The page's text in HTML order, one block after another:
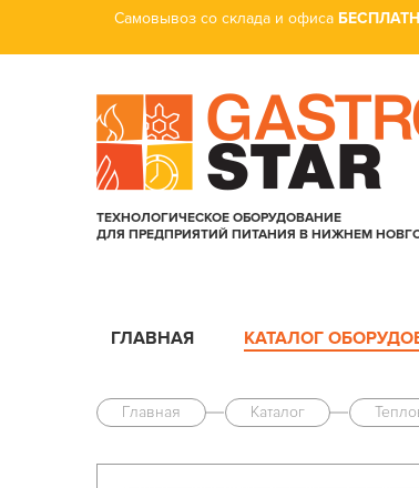
Самовывоз со склада и офиса
ТЕХНОЛОГИЧЕСКОЕ ОБОРУДОВАНИЕ
ДЛЯ ПРЕДПРИЯТИЙ ПИТАНИЯ В НИЖНЕМ
ГЛАВНАЯ КАТАЛОГ
Главная Каталог